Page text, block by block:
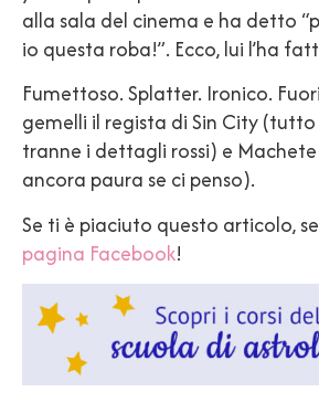
alla sala del cinema e ha detto
io questa roba!”. Ecco, lui l’ha
Fumettoso. Splatter. Ironico.
gemelli il regista di Sin City
tranne i dettagli rossi) e
ancora paura se ci penso).
Se ti è piaciuto questo articolo,
pagina Facebook!